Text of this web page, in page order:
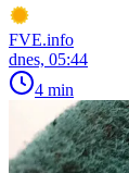
FVE.info
dnes, 05:44
4 min